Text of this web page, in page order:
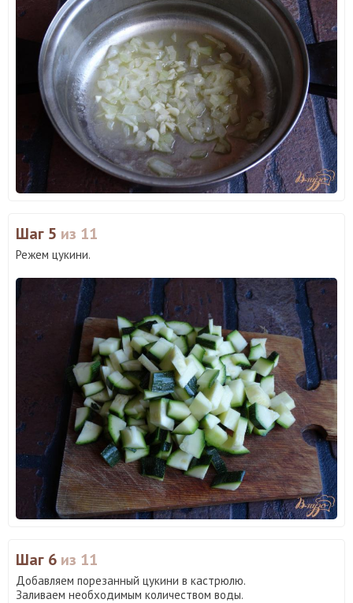
Шаг 5 из 11
Режем цукини.
Шаг 6 из 11
Добавляем порезанный цукини в кастрюлю.
Заливаем необходимым количеством воды.